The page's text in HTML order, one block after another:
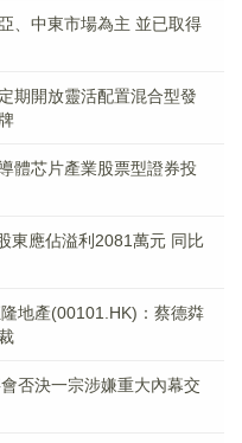
、中東市場為主 並已取得
期開放靈活配置混合型發
體芯片產業股票型證券投
東應佔溢利2081萬元 同比
地產(00101.HK)：蔡德粦
否決一宗涉嫌重大內幕交